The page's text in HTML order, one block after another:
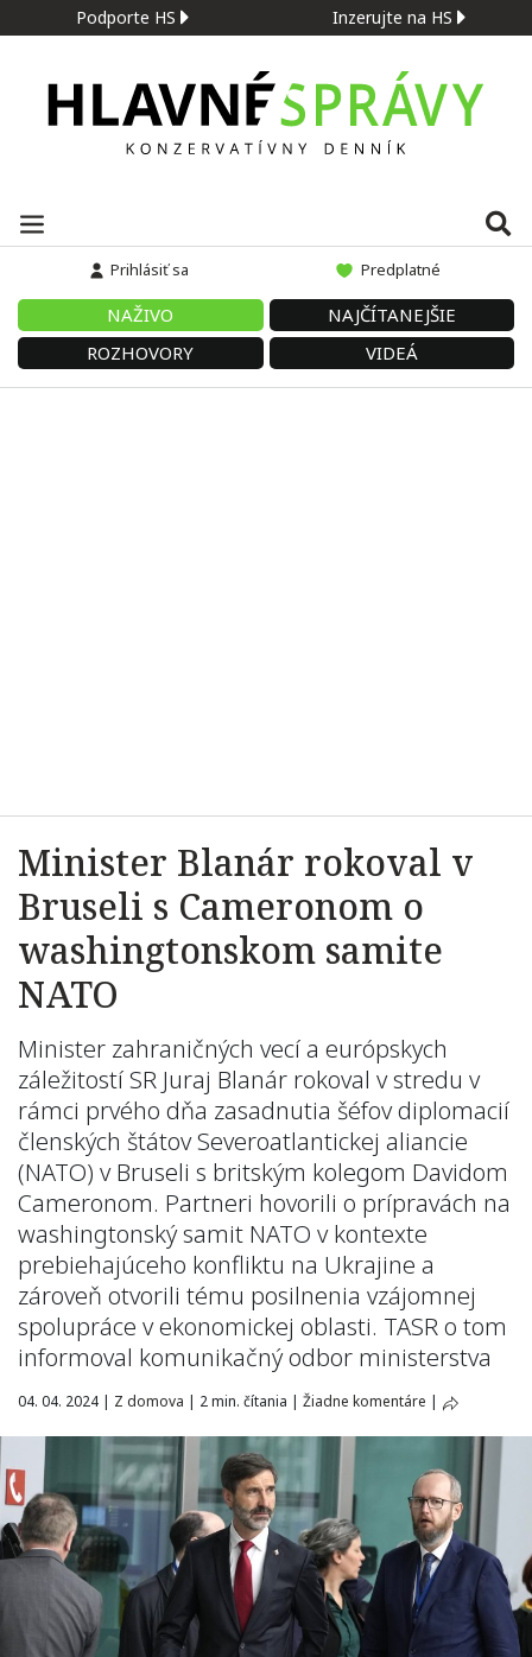
Podporte HS Inzerujte na HS
Prihlásiť sa Predplatné
NAŽIVO
NAJČÍTANEJŠIE
ROZHOVORY
VIDEÁ
Minister Blanár rokoval v
Bruseli s Cameronom o
washingtonskom samite
NATO
Minister zahraničných vecí a európskych
záležitostí SR Juraj Blanár rokoval v stredu v
rámci prvého dňa zasadnutia šéfov diplomacií
členských štátov Severoatlantickej aliancie
(NATO) v Bruseli s britským kolegom Davidom
Cameronom. Partneri hovorili o prípravách na
washingtonský samit NATO v kontexte
prebiehajúceho konfliktu na Ukrajine a
zároveň otvorili tému posilnenia vzájomnej
spolupráce v ekonomickej oblasti. TASR o tom
informoval komunikačný odbor ministerstva
04. 04. 2024 | Z domova | 2 min. čítania | Žiadne komentáre |